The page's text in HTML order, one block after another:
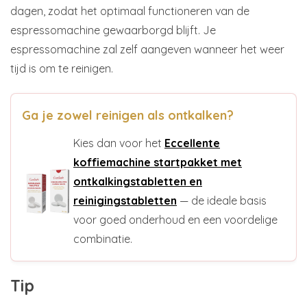
dagen, zodat het optimaal functioneren van de
espressomachine gewaarborgd blijft. Je
espressomachine zal zelf aangeven wanneer het weer
tijd is om te reinigen.
Ga je zowel reinigen als ontkalken?
Kies dan voor het Eccellente
koffiemachine startpakket met
ontkalkingstabletten en
reinigingstabletten — de ideale basis
voor goed onderhoud en een voordelige
combinatie.
Tip